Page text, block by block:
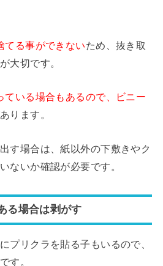
てる事ができないため、抜き取
大切です。
ている場合もあるので、ビニー
ります。
す場合は、紙以外の下敷きやク
ないか確認が必要です。
る場合は剥がす
プリクラを貼る子もいるので、
す。